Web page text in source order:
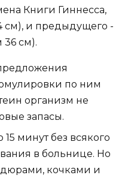
Книги Гиннесса,
см), и предыдущего -
36 см).
по ним
организм не
запасы.
минут без всякого
в больнице. Но
кочками и